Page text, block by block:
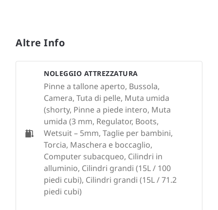
Altre Info
NOLEGGIO ATTREZZATURA
Pinne a tallone aperto, Bussola,
Camera, Tuta di pelle, Muta umida
(shorty, Pinne a piede intero, Muta
umida (3 mm, Regulator, Boots,
Wetsuit – 5mm, Taglie per bambini,
Torcia, Maschera e boccaglio,
Computer subacqueo, Cilindri in
alluminio, Cilindri grandi (15L / 100
piedi cubi), Cilindri grandi (15L / 71.2
piedi cubi)